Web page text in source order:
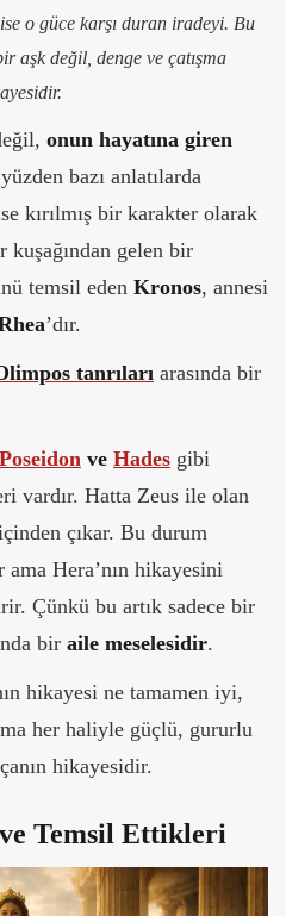
o güce karşı duran iradeyi. Bu
aşk değil, denge ve çatışma
onun hayatına giren
bazı anlatılarda
kırılmış bir karakter olarak
kuşağından gelen bir
temsil eden Kronos, annesi
’dır.
tanrıları arasında bir
Poseidon ve Hades gibi
vardır. Hatta Zeus ile olan
çıkar. Bu durum
ama Hera’nın hikayesini
Çünkü bu artık sadece bir
bir aile meselesidir.
hikayesi ne tamamen iyi,
her haliyle güçlü, gururlu
hikayesidir.
Temsil Ettikleri